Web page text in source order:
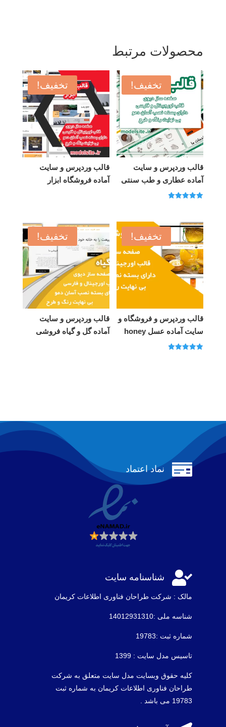
محصولات مرتبط
تخفیف!
قالب وردپرس و سایت
آماده عطاری و طب سنتی
تخفیف!
قالب وردپرس و سایت
آماده فروشگاه ابزار
تخفیف!
قالب وردپرس و فروشگاه و
سایت آماده عسل honey
تخفیف!
قالب وردپرس و سایت
آماده گل و گیاه فروشی
 نماد اعتماد
 شناسنامه سایت
مالک : شرکت طراحان فناوری اطلاعات كريمان
شناسه ملی :14012931310
شماره ثبت :19783
تاسیس مدل سایت : 1399
کلیه حقوق وبسایت مدل سایت متعلق به شرکت
طراحان فناوری اطلاعات کریمان به شماره ثبت
19783 می باشد .